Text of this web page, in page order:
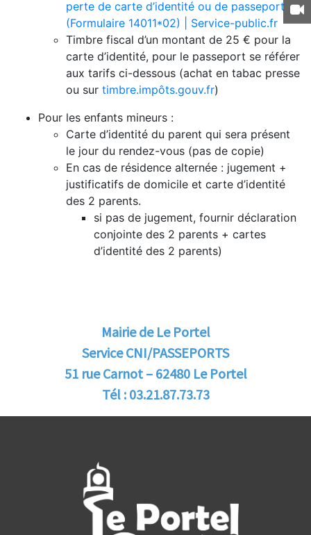
perte de carte d’identité ou de passeport
(Formulaire 14011*02) | Service-public.fr
Timbre fiscal d’un montant de 25 € pour la
carte d’identité, pour le passeport se référer
aux tarifs ci-dessous (achat en tabac presse
ou sur timbre.impôts.gouv.fr)
Pour les enfants mineurs :
Carte d’identité du parent qui sera présent
le jour du rendez-vous (pas de copie)
En cas de résidence alternée : jugement +
justificatifs de domicile et carte d’identité
des 2 parents.
si pas de jugement, fournir déclaration
conjointe des 2 parents + cartes
d’identité des 2 parents)
Mairie de Le Portel
Service CNI/PASSEPORTS
51 rue Carnot – 62480 Le Portel
Tél : 03.21.87.73.73